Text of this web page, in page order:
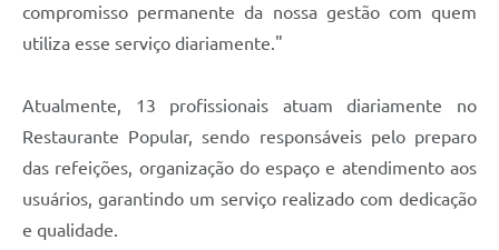
compromisso permanente da nossa gestão com quem
utiliza esse serviço diariamente."
Atualmente, 13 profissionais atuam diariamente no
Restaurante Popular, sendo responsáveis pelo preparo
das refeições, organização do espaço e atendimento aos
usuários, garantindo um serviço realizado com dedicação
e qualidade.